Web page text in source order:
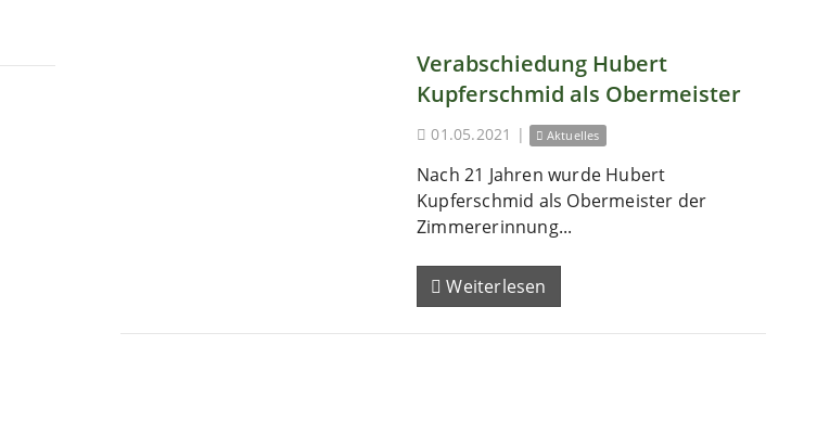
Verabschiedung Hubert
Kupferschmid als Obermeister
01.05.2021 | Aktuelles
Nach 21 Jahren wurde Hubert
Kupferschmid als Obermeister der
Zimmererinnung...
Weiterlesen